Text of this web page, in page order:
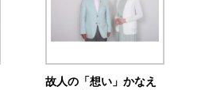
故人の「想い」かなえ